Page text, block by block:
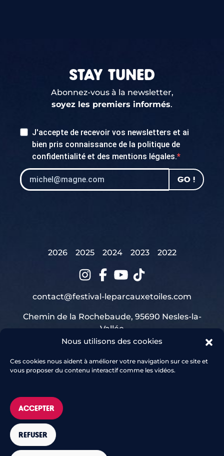
Nous utilisons des cookies
Ces cookies nous aident à améliorer votre navigation sur ce site et
vous proposer du contenu interactif comme les vidéos.
ACCEPTER
REFUSER
STAY TUNED
Abonnez-vous à la newsletter,
soyez les premiers informés.
J'accepte de recevoir vos newsletters et ai
bien pris connaissance de la politique de
confidentialité et des mentions légales.
GO !
2026 2025 2024 2023 2022
contact@festival-leparcauxetoiles.com
Chemin de la Rochebaude, 95690 Nesles-la-
Vallée
MENTIONS LÉGALES